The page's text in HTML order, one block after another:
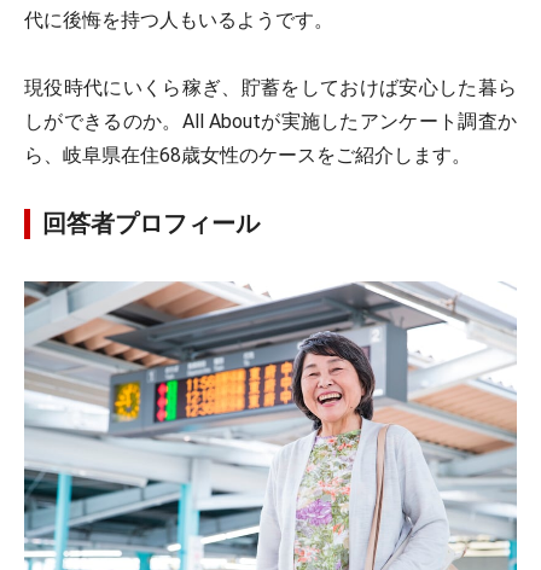
代に後悔を持つ人もいるようです。
現役時代にいくら稼ぎ、貯蓄をしておけば安心した暮ら
しができるのか。All Aboutが実施したアンケート調査か
ら、岐阜県在住68歳女性のケースをご紹介します。
回答者プロフィール